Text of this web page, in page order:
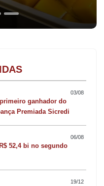
03/08
ganhador do
Premiada Sicredi
06/08
52,4 bi no segundo
19/12